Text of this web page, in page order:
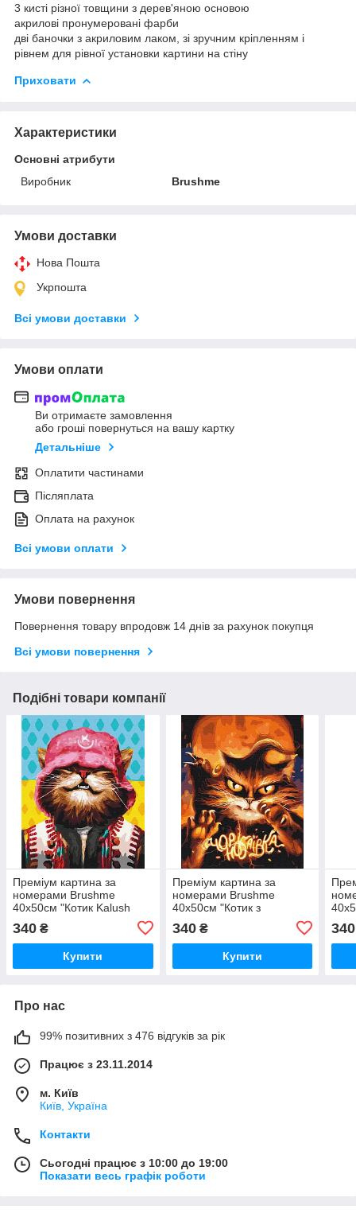
3 кисті різної товщини з дерев'яною основою
акрилові пронумеровані фарби
дві баночки з акриловим лаком, зі зручним кріпленням і
рівнем для рівної установки картини на стіну
Приховати
Характеристики
Основні атрибути
Виробник
Brushme
Умови доставки
Нова Пошта
Укрпошта
Всі умови доставки
Умови оплати
Ви отримаєте замовлення
або гроші повернуться на вашу картку
Детальніше
Оплатити частинами
Післяплата
Оплата на рахунок
Всі умови оплати
Умови повернення
Повернення товару впродовж 14 днів за рахунок покупця
Всі умови повернення
Подібні товари компанії
Преміум картина за
номерами Brushme
40x50см "Котик Kalush
PBS53159
340 ₴
Купити
Преміум картина за
номерами Brushme
40x50см "Котик з
Чорнобаївики ©Маріанна
Пащук" PBS53125
340₴
Купити
340
Про нас
99% позитивних з 476 відгуків за рік
Працює з 23.11.2014
м. Київ
Київ, Україна
Контакти
Сьогодні працює з 10:00 до 19:00
Показати весь графік роботи